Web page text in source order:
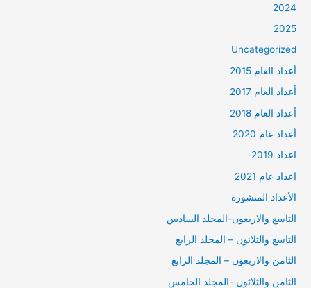
2024
2025
Uncategorized
أعداد العام 2015
أعداد العام 2017
أعداد العام 2018
أعداد عام 2020
اعداد 2019
اعداد عام 2021
الأعداد المنشورة
التاسع والاربعون-المجلد السادس
التاسع والثلانون – المجلد الرابع
الثامن والاربعون – المجلد الرابع
الثامن والثلاثون -المجلد الخامس